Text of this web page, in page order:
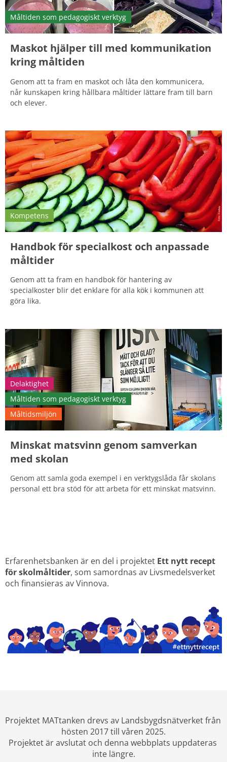
Måltiden som pedagogiskt verktyg
Maskot hjälper till med kommunikation
kring måltiden
Genom att ta fram en maskot och låta den kommunicera,
når kunskapen kring hållbara måltider lättare fram till barn
och elever.
Kompetens
Handbok för specialkost och anpassade
måltider
Genom att ta fram en handbok för hantering av
specialkoster blir det enklare för alla kök i kommunen att
göra lika.
Delaktighet
Måltiden som pedagogiskt verktyg
Måltidsmiljön
Minskat matsvinn genom samverkan
med skolan
Genom att samla goda exempel i en verktygslåda får skolans
personal ett bra stöd för att arbeta för ett minskat matsvinn.
Erfarenhetsbanken är en del i projektet Ett nytt recept
för skolmåltider, som samordnas av Livsmedelsverket
och finansieras av Vinnova.
Projektet MATtanken drevs av Landsbygdsnätverket från
hösten 2017 till våren 2025.
Projektet är avslutat och denna webbplats uppdateras
inte längre.